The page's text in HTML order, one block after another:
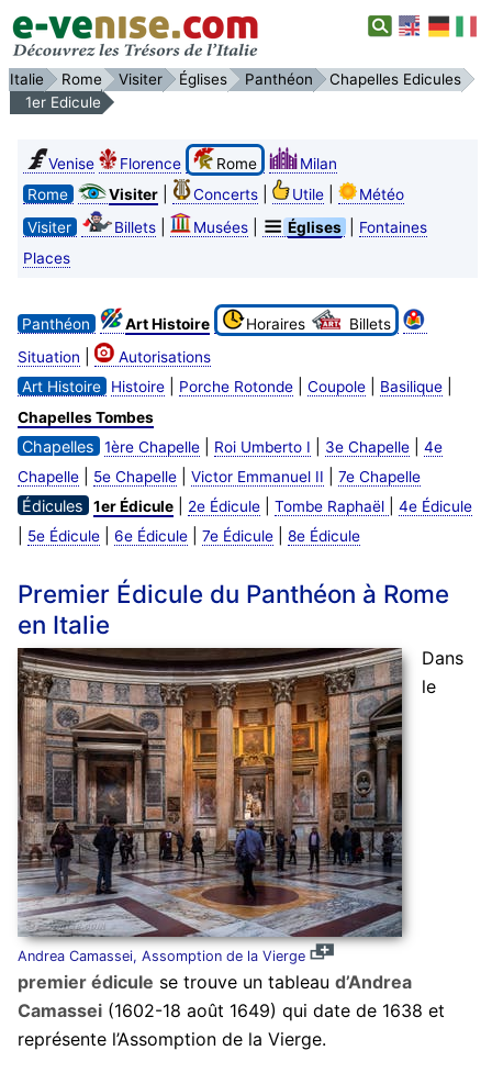
Italie Rome Visiter Églises Panthéon
Chapelles Edicules
1er Edicule
Venise Florence Rome
Milan
Rome
Visiter| Concerts| Utile|
Météo
Visiter
Billets| Musées| Églises
Fontaines
Places
Panthéon Art Histoire Horaires
Billets
Situation
Autorisations
Art Histoire
Histoire| Porche Rotonde| Coupole| Basilique|
Chapelles Tombes
Chapelles 1ère Chapelle| Roi Umberto I 3e Chapelle| 4e
Chapelle| 5e Chapelle| Victor Emmanuel II 7e Chapelle
Édicules 1er Édicule| 2e Édicule| Tombe Raphaël 4e Édicule
5e Édicule| 6e Édicule| 7e Édicule| 8e Édicule
Premier Édicule du Panthéon à Rome
en Italie
Andrea Camassei, Assomption de la Vierge
Dans
le
premier édicule se trouve un tableau d’Andrea
Camassei(1602-18 août 1649) qui date de 1638 et
représente l’Assomption de la Vierge.